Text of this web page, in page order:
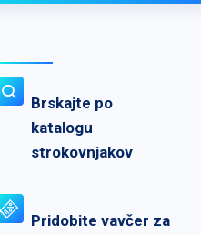
Brskajte po
katalogu
strokovnjakov
Pridobite vavčer za